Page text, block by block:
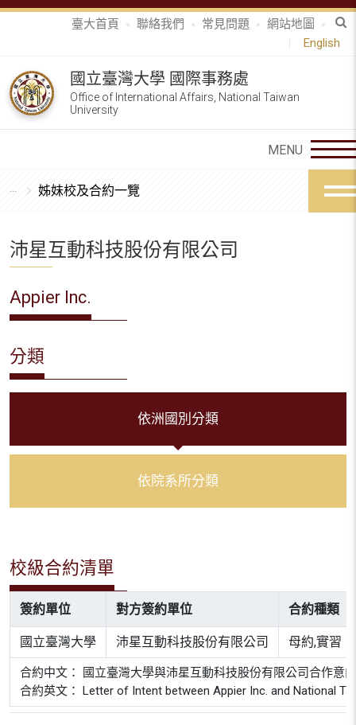
臺大首頁 聯絡我們 常見問題
網站地圖
English
國立臺灣大學 國際事務處
Office of International Affairs, National Taiwan
University
姊妹校及合約一覽
沛星互動科技股份有限公司
Appier Inc.
分類
依洲國別分類
依院系所分類
校級合約清單
簽約單位 對方簽約單位 合約種類
國立臺灣大學 沛星互動科技股份有限公司 母約,實習
合約中文： 國立臺灣大學與沛星互動科技股份有限公司合作意
合約英文： Letter of Intent between Appier Inc. and National